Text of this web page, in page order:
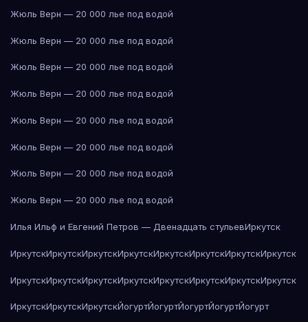
Жюль Верн — 20 000 лье под водой
Жюль Верн — 20 000 лье под водой
Жюль Верн — 20 000 лье под водой
Жюль Верн — 20 000 лье под водой
Жюль Верн — 20 000 лье под водой
Жюль Верн — 20 000 лье под водой
Жюль Верн — 20 000 лье под водой
Жюль Верн — 20 000 лье под водой
Илья Ильф и Евгений Петров — Двенадцать стульевИркутск
ИркутскИркутскИркутскИркутскИркутскИркутскИркутскИркутск
ИркутскИркутскИркутскИркутскИркутскИркутскИркутскИркутск
ИркутскИркутскИркутскЙогуртЙогуртЙогуртЙогуртЙогурт